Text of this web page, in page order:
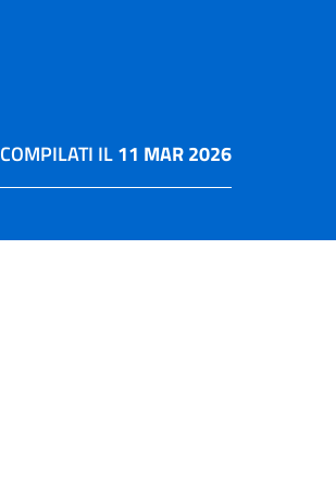
COMPILATI IL11 MAR 2026